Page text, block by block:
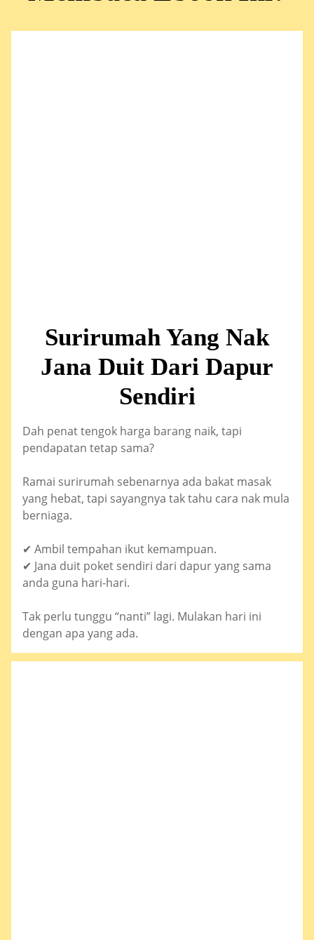
Surirumah Yang Nak
Jana Duit Dari Dapur
Sendiri
Dah penat tengok harga barang naik, tapi
pendapatan tetap sama?
Ramai surirumah sebenarnya ada bakat masak
yang hebat, tapi sayangnya tak tahu cara nak mula
berniaga.
✔ Ambil tempahan ikut kemampuan.
✔ Jana duit poket sendiri dari dapur yang sama
anda guna hari-hari.
Tak perlu tunggu “nanti” lagi. Mulakan hari ini
dengan apa yang ada.